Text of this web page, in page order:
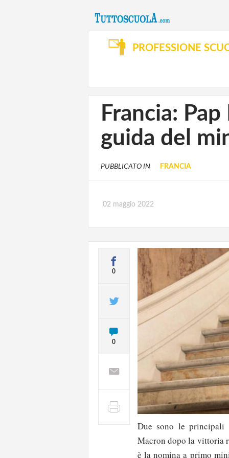
PROFESSIONE
Francia:
guida del
PUBBLICATO IN FRANCIA
02 maggio 2022
0
0
Due sono le principali
Macron dopo la vittoria
è la nomina a primo